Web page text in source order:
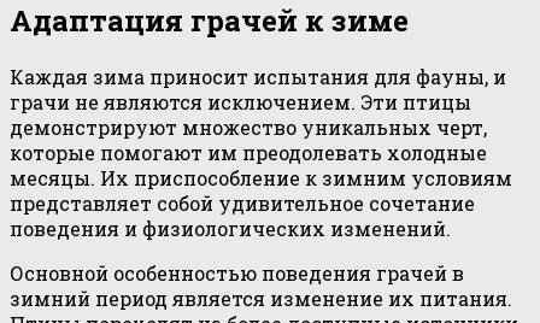
Адаптация грачей к зиме
Каждая зима приносит испытания для фауны, и
грачи не являются исключением. Эти птицы
демонстрируют множество уникальных черт,
которые помогают им преодолевать холодные
месяцы. Их приспособление к зимним условиям
представляет собой удивительное сочетание
поведения и физиологических изменений.
Основной особенностью поведения грачей в
зимний период является изменение их питания.